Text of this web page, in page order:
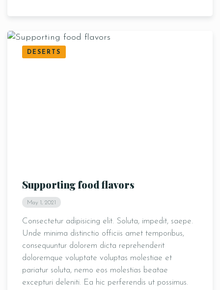
DESERTS
Supporting food flavors
May 1, 2021
Consectetur adipisicing elit. Soluta, impedit, saepe.
Unde minima distinctio officiis amet temporibus,
consequuntur dolorem dicta reprehenderit
doloremque voluptate voluptas molestiae et
pariatur soluta, nemo eos molestias beatae
excepturi deleniti. Ea hic perferendis ut possimus.